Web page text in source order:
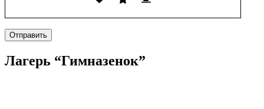
Отправить
Лагерь “Гимназенок”